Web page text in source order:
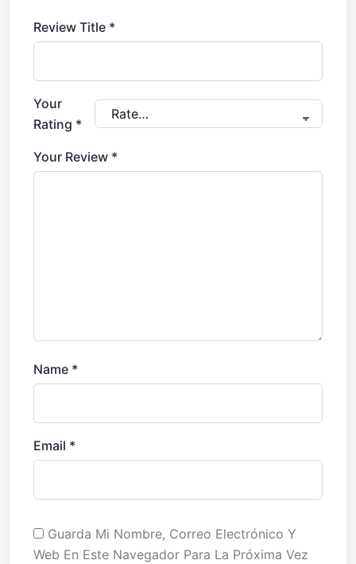
Review Title *
Your
Rating *
Your Review *
Name *
Email *
Guarda Mi Nombre, Correo Electrónico Y
Web En Este Navegador Para La Próxima Vez